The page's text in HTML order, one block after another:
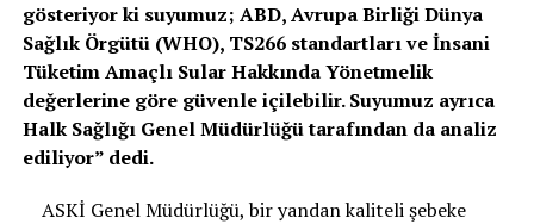
gösteriyor ki suyumuz; ABD, Avrupa Birliği Dünya
Sağlık Örgütü (WHO), TS266 standartları ve İnsani
Tüketim Amaçlı Sular Hakkında Yönetmelik
değerlerine göre güvenle içilebilir. Suyumuz ayrıca
Halk Sağlığı Genel Müdürlüğü tarafından da analiz
ediliyor” dedi.
ASKİ Genel Müdürlüğü, bir yandan kaliteli şebeke